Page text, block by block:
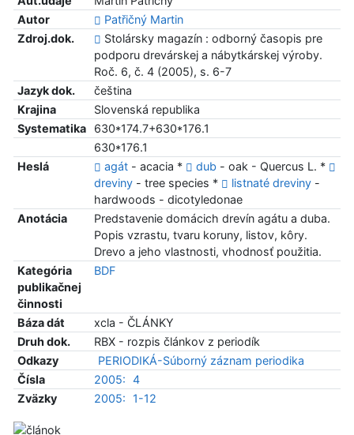
Autor
Patřičný Martin
Zdroj.dok.
Stolársky magazín : odborný časopis pre
podporu drevárskej a nábytkárskej výroby.
Roč. 6, č. 4 (2005), s. 6-7
Jazyk dok.
čeština
Krajina
Slovenská republika
Systematika
630*174.7+630*176.1
630*176.1
Heslá
agát- acacia * dub- oak - Quercus L. *
dreviny- tree species * listnaté dreviny-
hardwoods - dicotyledonae
Anotácia
Predstavenie domácich drevín agátu a duba.
Popis vzrastu, tvaru koruny, listov, kôry.
Drevo a jeho vlastnosti, vhodnosť použitia.
Kategória
publikačnej
činnosti
BDF
Báza dát
xcla - ČLÁNKY
Druh dok.
RBX - rozpis článkov z periodík
Odkazy
PERIODIKÁ-Súborný záznam periodika
Čísla
2005: 4
Zväzky
2005: 1-12